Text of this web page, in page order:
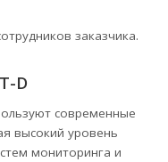
заказчика.
D
современные
высокий уровень
мониторинга и